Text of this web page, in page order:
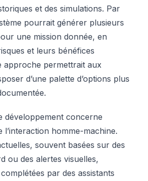
et des simulations. Par
pourrait générer plusieurs
une mission donnée, en
et leurs bénéfices
approche permettrait aux
d’une palette d’options plus
développement concerne
l’interaction homme-machine.
souvent basées sur des
ou des alertes visuelles,
par des assistants